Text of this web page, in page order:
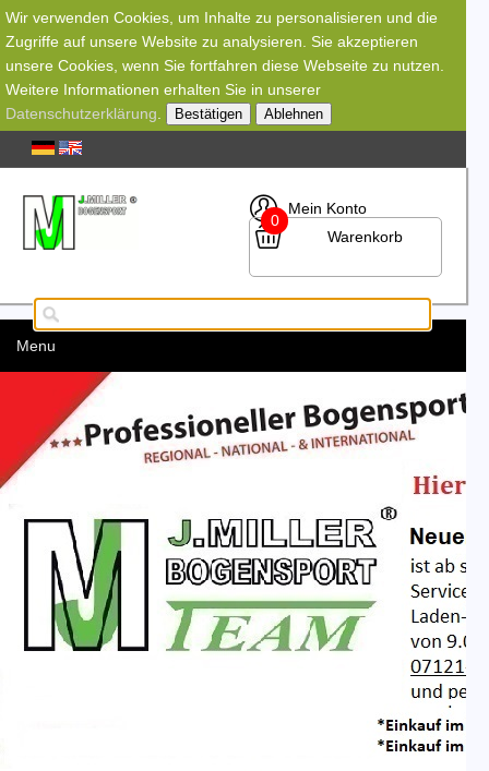
Wir verwenden Cookies, um Inhalte zu personalisieren und die
Zugriffe auf unsere Website zu analysieren. Sie akzeptieren
unsere Cookies, wenn Sie fortfahren diese Webseite zu nutzen.
Weitere Informationen erhalten Sie in unserer
Datenschutzerklärung
Bestätigen Ablehnen
Mein Konto
0
Warenkorb
Menu